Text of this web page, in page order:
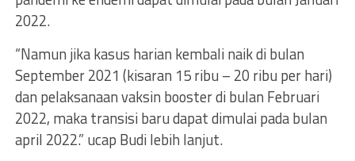
2022.
“Namun jika kasus harian kembali naik di bulan
September 2021 (kisaran 15 ribu – 20 ribu per hari)
dan pelaksanaan vaksin booster di bulan Februari
2022, maka transisi baru dapat dimulai pada bulan
april 2022.” ucap Budi lebih lanjut.